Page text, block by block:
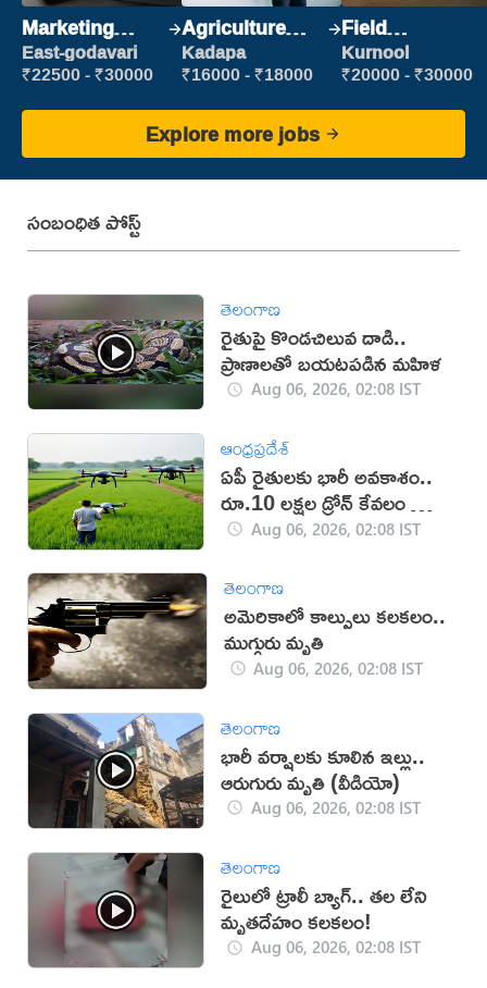
Marketing
Executive
East-godavari
₹22500 - ₹30000
Agriculture
Labour
Kadapa
₹16000 - ₹18000
Field
Marketing
Executive
Kurnool
₹20000 - ₹30000
Explore more jobs
సంబంధిత పోస్ట్
తెలంగాణ
రైతుపై కొండచిలువ దాడి..
ప్రాణాలతో బయటపడిన మహిళ
Aug 06, 2026, 02:08 IST
ఆంధ్రప్రదేశ్
ఏపీ రైతులకు భారీ అవకాశం..
రూ.10 లక్షల డ్రోన్ కేవలం రూ.2
లక్షలకే!Aug 06, 2026, 02:08 IST
తెలంగాణ
అమెరికాలో కాల్పులు కలకలం..
ముగ్గురు మృతి
Aug 06, 2026, 02:08 IST
తెలంగాణ
భారీ వర్షాలకు కూలిన ఇల్లు..
ఆరుగురు మృతి (వీడియో)
Aug 06, 2026, 02:08 IST
తెలంగాణ
రైలులో ట్రాలీ బ్యాగ్.. తల లేని
మృతదేహం కలకలం!
Aug 06, 2026, 02:08 IST